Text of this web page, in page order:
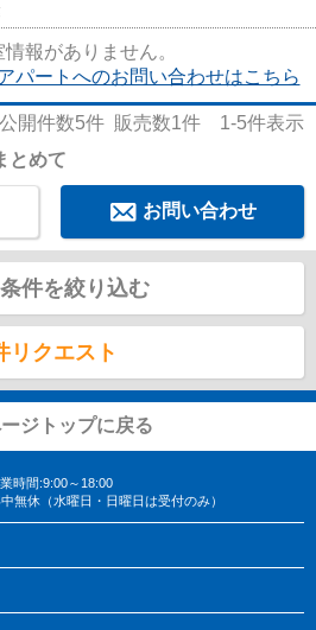
報がありません。
パートへのお問い合わせはこちら
開件数5件 販売数1件 1-5件表示
とめて
お問い合わせ
件を絞り込む
リクエスト
ジトップに戻る
時間:9:00～18:00
無休（水曜日・日曜日は受付のみ）